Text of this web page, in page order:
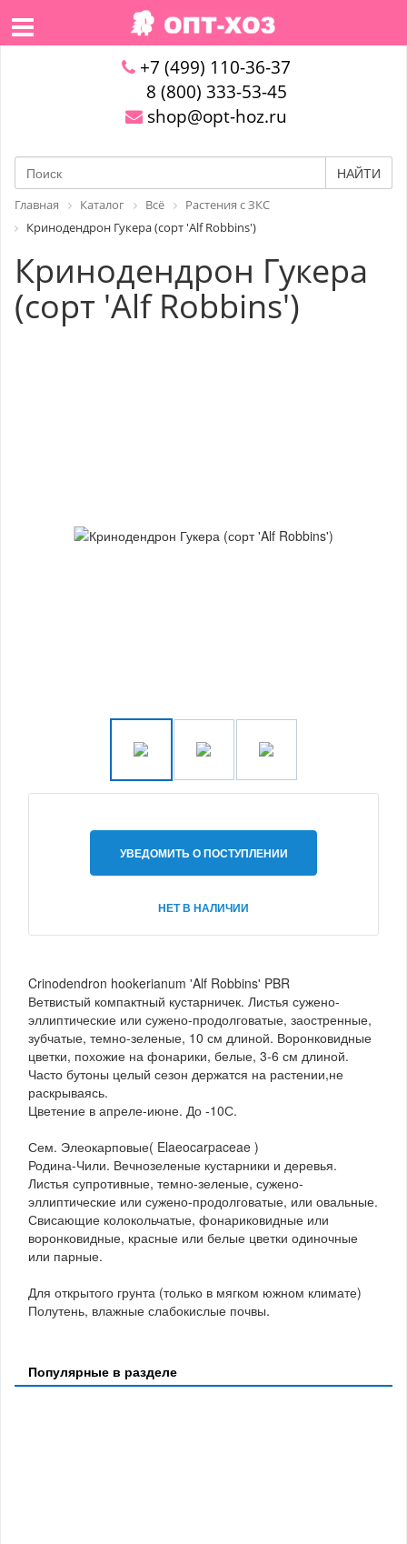
+7 (499) 110-36-37
8 (800) 333-53-45
shop@opt-hoz.ru
НАЙТИ
Главная Каталог Всё
Растения с ЗКС
Кринодендрон Гукера (сорт 'Alf Robbins')
Кринодендрон Гукера
(сорт 'Alf Robbins')
УВЕДОМИТЬ О ПОСТУПЛЕНИИ
НЕТ В НАЛИЧИИ
Crinodendron hookerianum 'Alf Robbins' PBR
Ветвистый компактный кустарничек. Листья сужено-
эллиптические или сужено-продолговатые, заостренные,
зубчатые, темно-зеленые, 10 см длиной. Воронковидные
цветки, похожие на фонарики, белые, 3-6 см длиной.
Часто бутоны целый сезон держатся на растении,не
раскрываясь.
Цветение в апреле-июне. До -10С.
Сем. Элеокарповые( Elaeocarpaceae )
Родина-Чили. Вечнозеленые кустарники и деревья.
Листья супротивные, темно-зеленые, сужено-
эллиптические или сужено-продолговатые, или овальные.
Свисающие колокольчатые, фонариковидные или
воронковидные, красные или белые цветки одиночные
или парные.
Для открытого грунта (только в мягком южном климате)
Полутень, влажные слабокислые почвы.
Популярные в разделе